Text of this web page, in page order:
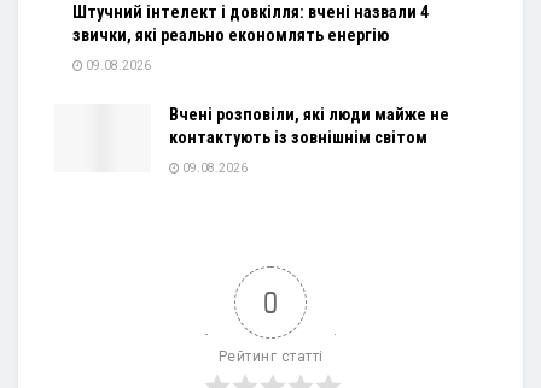
Штучний інтелект і довкілля: вчені назвали 4
звички, які реально економлять енергію
09.08.2026
Вчені розповіли, які люди майже не
контактують із зовнішнім світом
09.08.2026
0
Рейтинг статті